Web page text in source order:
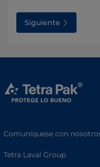
Siguiente
Comuníquese con
Tetra Laval Group